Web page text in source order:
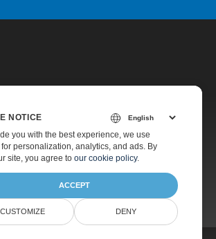
Gratuito
NOTICE
you with the best experience, we use
personalization, analytics, and ads. By
site, you agree to our cookie policy.
ACCEPT
CUSTOMIZE DENY